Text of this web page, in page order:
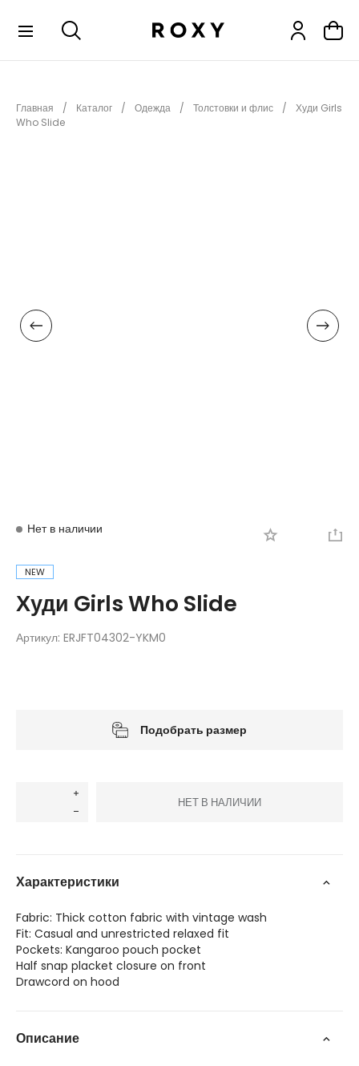
НОВИНКИ
АКСЕССУАРЫ
Главная Каталог Одежда Толстовки и флис
Худи Girls
Who Slide
Нет в наличии
NEW
Худи Girls Who Slide
Артикул: ERJFT04302-YKM0
Подобрать размер
НЕТ В НАЛИЧИИ
Характеристики
Fabric: Thick cotton fabric with vintage wash
Fit: Casual and unrestricted relaxed fit
Pockets: Kangaroo pouch pocket
Half snap placket closure on front
Drawcord on hood
Описание